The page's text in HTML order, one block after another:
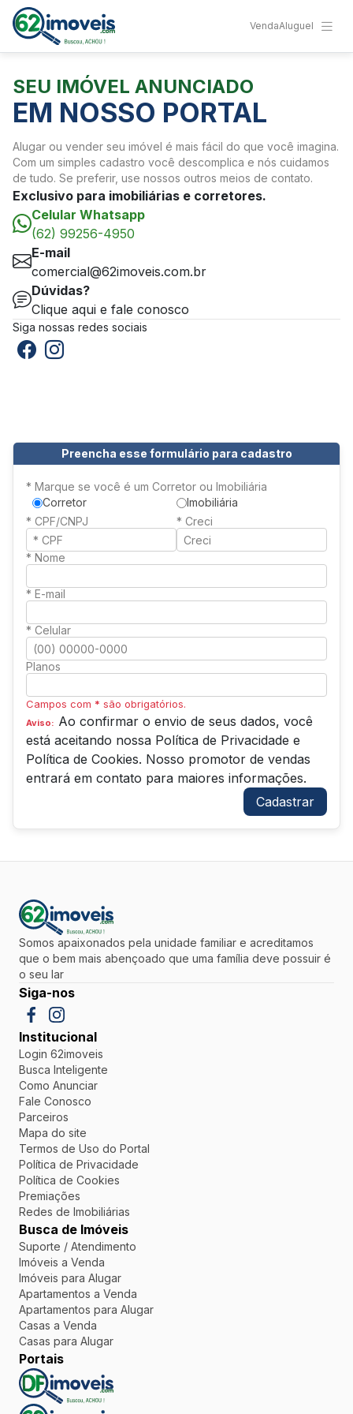
VendaAluguel
SEU IMÓVEL ANUNCIADO
EM NOSSO PORTAL
Alugar ou vender seu imóvel é mais fácil do que você imagina.
Com um simples cadastro você descomplica e nós cuidamos
de tudo. Se preferir, use nossos outros meios de contato.
Exclusivo para imobiliárias e corretores.
Celular Whatsapp
(62) 99256-4950
E-mail
comercial@62imoveis.com.br
Dúvidas?
Clique aqui e fale conosco
Siga nossas redes sociais
Preencha esse formulário para cadastro
* Marque se você é um Corretor ou Imobiliária
Corretor
Imobiliária
* CPF/CNPJ
* Creci
* Nome
* E-mail
* Celular
Planos
Campos com * são obrigatórios.
Aviso: Ao confirmar o envio de seus dados, você
está aceitando nossa Política de Privacidade e
Política de Cookies. Nosso promotor de vendas
entrará em contato para maiores informações.
Cadastrar
Somos apaixonados pela unidade familiar e acreditamos
que o bem mais abençoado que uma família deve possuir é
o seu lar
Siga-nos
Institucional
Login 62imoveis
Busca Inteligente
Como Anunciar
Fale Conosco
Parceiros
Mapa do site
Termos de Uso do Portal
Política de Privacidade
Política de Cookies
Premiações
Redes de Imobiliárias
Busca de Imóveis
Suporte / Atendimento
Imóveis a Venda
Imóveis para Alugar
Apartamentos a Venda
Apartamentos para Alugar
Casas a Venda
Casas para Alugar
Portais